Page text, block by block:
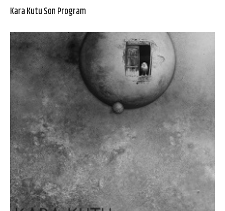
Kara Kutu Son Program